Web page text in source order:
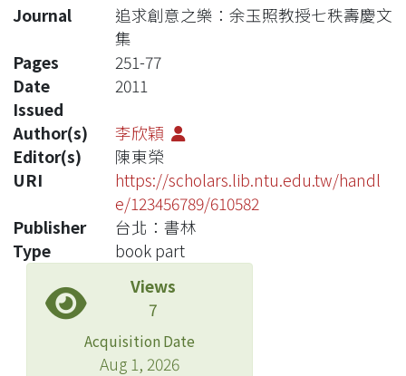
Journal
追求創意之樂：余玉照教授七秩壽慶文
集
Pages
251-77
Date
Issued
2011
Author(s)
李欣穎
Editor(s)
陳東榮
URI
https://scholars.lib.ntu.edu.tw/handl
e/123456789/610582
Publisher
台北：書林
Type
book part
Views
7
Acquisition Date
Aug 1, 2026